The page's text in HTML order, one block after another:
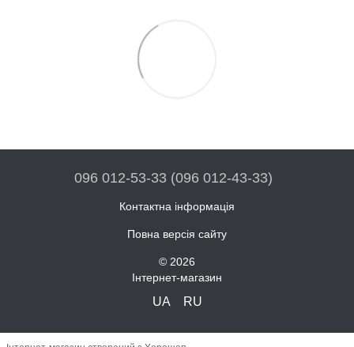
096 012-53-33 (096 012-43-33)
Контактна інформація
Повна версія сайту
© 2026
Інтернет-магазин
UA RU